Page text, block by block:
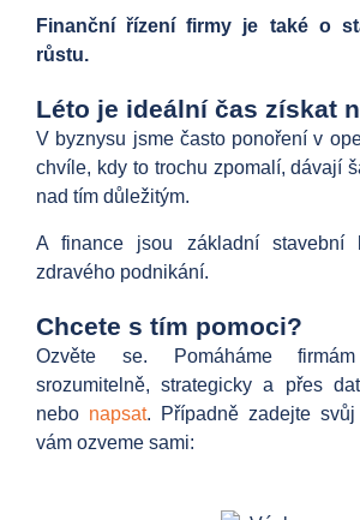
Finanční řízení firmy je také o
růstu.
Léto je ideální čas získat
V byznysu jsme často ponoření v
chvíle, kdy to trochu zpomalí, dávají
nad tím důležitým.
A finance jsou základní stavební
zdravého podnikání.
Chcete s tím pomoci?
Ozvěte se. Pomáháme
srozumitelně, strategicky a přes
nebo napsat. Případně zadejte
vám ozveme sami: